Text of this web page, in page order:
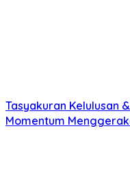
Tasyakuran Kelulusan
Momentum